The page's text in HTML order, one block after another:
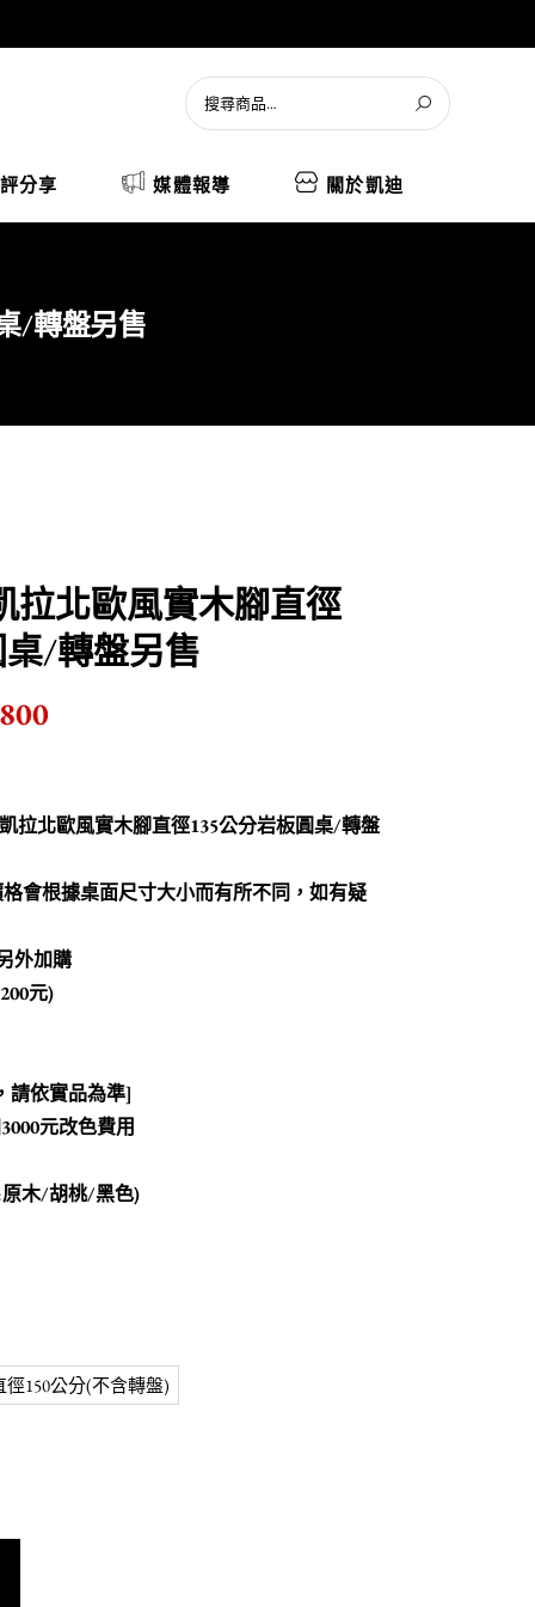
分享 媒體報導 關於凱迪
/轉盤另售
拉北歐風實木腳直徑
桌/轉盤另售
拉北歐風實木腳直徑135公分岩板圓桌/轉盤
會根據桌面尺寸大小而有所不同，如有疑
外加購
元)
請依實品為準]
元改色費用
木/胡桃/黑色)
徑150公分(不含轉盤)